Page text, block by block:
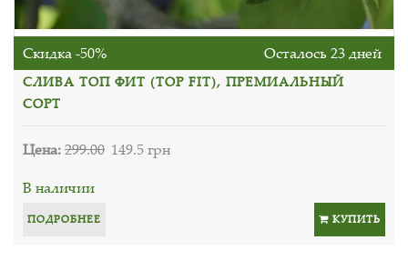
Скидка -50% Осталось 23 дней
СЛИВА ТОП ФИТ (TOP FIT), ПРЕМИАЛЬНЫЙ
СОРТ
Цена:299.00 149.5 грн
В наличии
ПОДРОБНЕЕ КУПИТЬ